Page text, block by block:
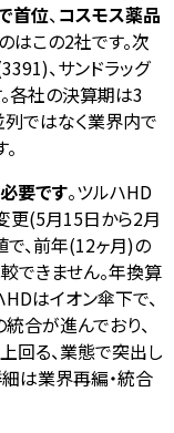
首位、 コスモス薬品
はこの2社です。次
、サンドラッグ
各社の決算期は3
列ではなく業界内で
要です。ツルハHD
更(5月15日から2月
で、前年(12ヶ月)の
できません。年換算
はイオン傘下で、
合が進んでおり、
回る、業態で突出し
は業界再編・統合